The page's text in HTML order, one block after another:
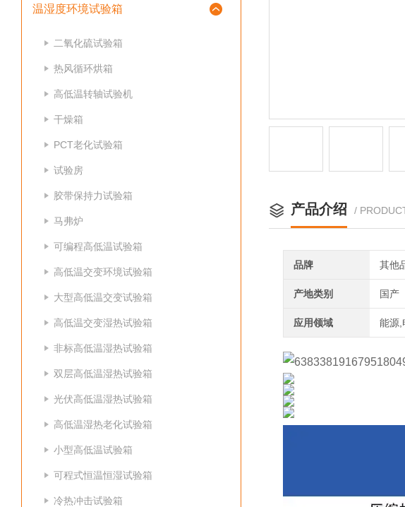
温湿度环境试验箱
二氧化硫试验箱
热风循环烘箱
高低温转轴试验机
干燥箱
PCT老化试验箱
试验房
胶带保持力试验箱
马弗炉
可编程高低温试验箱
高低温交变环境试验箱
大型高低温交变试验箱
高低温交变湿热试验箱
非标高低温湿热试验箱
双层高低温湿热试验箱
光伏高低温湿热试验箱
高低温湿热老化试验箱
小型高低温试验箱
可程式恒温恒湿试验箱
冷热冲击试验箱
产品介绍 /
品牌 其他
产地类别 国产
应用领域 能源,